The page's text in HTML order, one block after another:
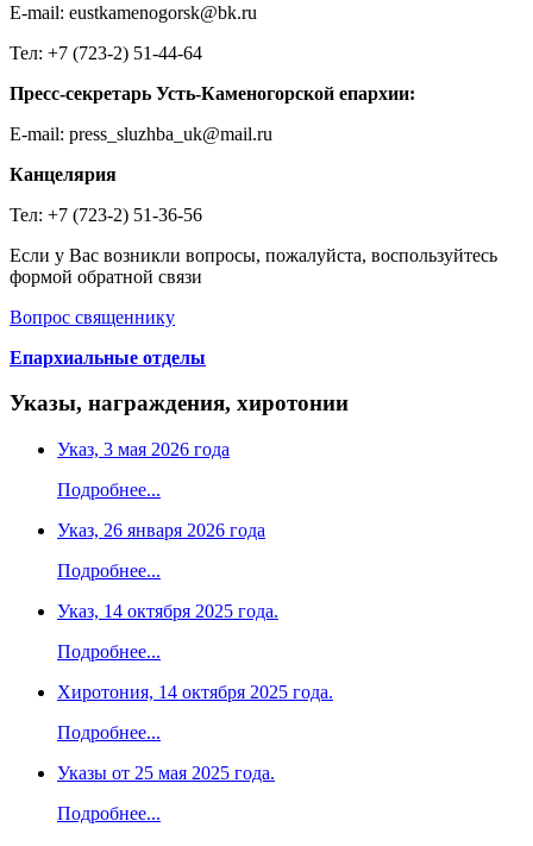
E-mail: eustkamenogorsk@bk.ru
Тел: +7 (723-2) 51-44-64
Пресс-секретарь Усть-Каменогорской епархии:
E-mail: press_sluzhba_uk@mail.ru
Канцелярия
Тел: +7 (723-2) 51-36-56
Если у Вас возникли вопросы, пожалуйста, воспользуйтесь
формой обратной связи
Вопрос священнику
Епархиальные отделы
Указы, награждения, хиротонии
Указ, 3 мая 2026 года
Подробнее...
Указ, 26 января 2026 года
Подробнее...
Указ, 14 октября 2025 года.
Подробнее...
Хиротония, 14 октября 2025 года.
Подробнее...
Указы от 25 мая 2025 года.
Подробнее...